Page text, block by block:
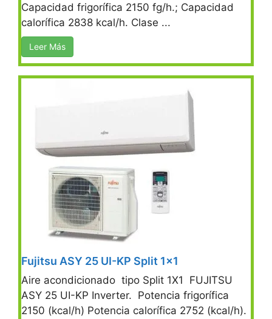
Capacidad frigorífica 2150 fg/h.; Capacidad
calorífica 2838 kcal/h. Clase ...
Leer Más
Fujitsu ASY 25 UI-KP Split 1×1
Aire acondicionado tipo Split 1X1 FUJITSU
ASY 25 UI-KP Inverter. Potencia frigorífica
2150 (kcal/h) Potencia calorífica 2752 (kcal/h).